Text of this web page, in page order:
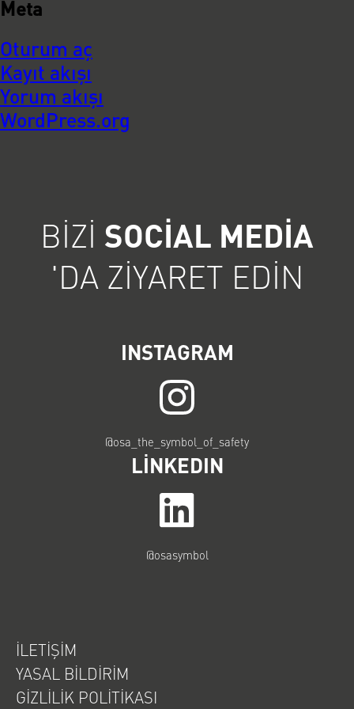
Meta
Oturum aç
Kayıt akışı
Yorum akışı
WordPress.org
BIZI SOCIAL MEDIA
'DA ZIYARET EDIN
INSTAGRAM
@osa_the_symbol_of_safety
LINKEDIN
@osasymbol
İLETIŞIM
YASAL BILDIRIM
GIZLILIK POLITIKASI